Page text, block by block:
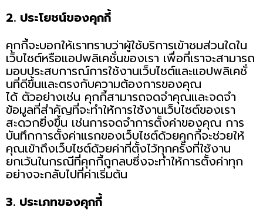
2. ประโยชน์ของคุกกี้
คุกกี้จะบอกให้เราทราบว่าผู้ใช้บริการเข้าชมส่วนใดใน
เว็บไซต์หรือแอปพลิเคชั่นของเรา เพื่อที่เราจะสามารถ
มอบประสบการณ์การใช้งานเว็บไซต์และแอปพลิเคชั่
นที่ดีขึ้นและตรงกับความต้องการของคุณ
ได้ ตัวอย่างเช่น คุกกี้สามารถจดจำคุณและจดจำ
ข้อมูลที่สำคัญที่จะทำให้การใช้งานเว็บไซต์ของเรา
สะดวกยิ่งขึ้น เช่นการจดจำการตั้งค่าของคุณ การ
บันทึกการตั้งค่าแรกของเว็บไซต์ด้วยคุกกี้จะช่วยให้
คุณเข้าถึงเว็บไซต์ด้วยค่าที่ตั้งไว้ทุกครั้งที่ใช้งาน
ยกเว้นในกรณีที่คุกกี้ถูกลบซึ่งจะทำให้การตั้งค่าทุก
อย่างจะกลับไปที่ค่าเริ่มต้น
3. ประเภทของคุกกี้